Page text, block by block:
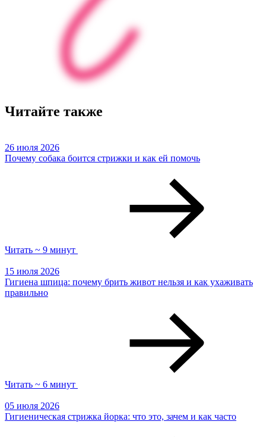
Читайте также
26 июля 2026
Почему собака боится стрижки и как ей помочь
Читать ~ 9 минут
15 июля 2026
Гигиена шпица: почему брить живот нельзя и как ухаживать
правильно
Читать ~ 6 минут
05 июля 2026
Гигиеническая стрижка йорка: что это, зачем и как часто